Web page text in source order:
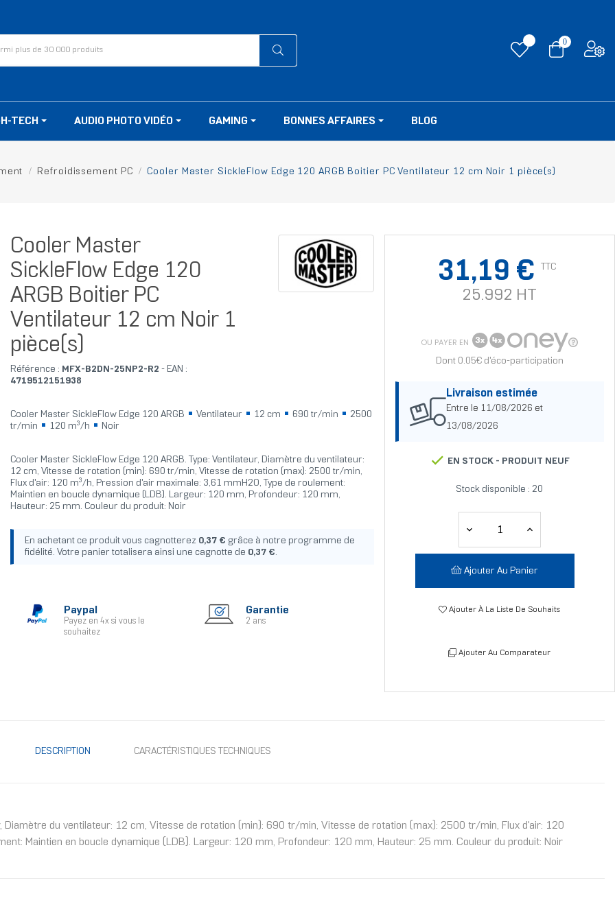
0
TECH AUDIO PHOTO VIDÉO GAMING BONNES AFFAIRES BLOG
Refroidissement PC Cooler Master SickleFlow Edge 120 ARGB Boitier PC Ventilateur 12 cm Noir 1 pièce(s)
Cooler Master
SickleFlow Edge 120
ARGB Boitier PC
Ventilateur 12 cm Noir 1
pièce(s)
Référence : MFX-B2DN-25NP2-R2 - EAN :
4719512151938
Cooler Master SickleFlow Edge 120 ARGB Ventilateur 12 cm 690 tr/min
2500
tr/min
120 m³/h Noir
Cooler Master SickleFlow Edge 120 ARGB. Type: Ventilateur, Diamètre du ventilateur:
12 cm, Vitesse de rotation (min): 690 tr/min, Vitesse de rotation (max): 2500 tr/min,
Flux d'air: 120 m³/h, Pression d'air maximale: 3,61 mmH2O, Type de roulement:
Maintien en boucle dynamique (LDB). Largeur: 120 mm, Profondeur: 120 mm,
Hauteur: 25 mm. Couleur du produit: Noir
En achetant ce produit vous cagnotterez 0,37 € grâce à notre programme de
fidélité. Votre panier totalisera ainsi une cagnotte de 0,37 €.
Paypal
Payez en 4x si vous le
souhaitez
Garantie
2 ans
31,19 € TTC
25.992 HT
OU PAYER EN
Dont 0.05€ d'éco-participation
Livraison estimée
Entre le 11/08/2026 et
13/08/2026
EN STOCK - PRODUIT NEUF
Stock disponible : 20
Ajouter Au Panier
Ajouter À La Liste De Souhaits
Ajouter Au Comparateur
DESCRIPTION CARACTÉRISTIQUES TECHNIQUES
Diamètre du ventilateur: 12 cm, Vitesse de rotation (min): 690 tr/min, Vitesse de rotation (max): 2500 tr/min, Flux d'air: 120
Maintien en boucle dynamique (LDB). Largeur: 120 mm, Profondeur: 120 mm, Hauteur: 25 mm. Couleur du produit: Noir